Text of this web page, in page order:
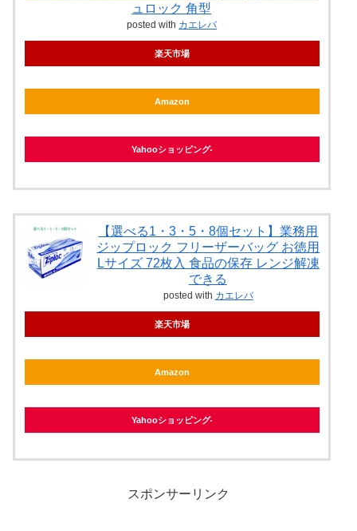
ュロック 角型
posted with カエレバ
楽天市場
Amazon
Yahooショッピング
【選べる1・3・5・8個セット】業務用
ジップロック フリーザーバッグ お徳用
Lサイズ 72枚入 食品の保存 レンジ解凍
できる
posted with カエレバ
楽天市場
Amazon
Yahooショッピング
スポンサーリンク